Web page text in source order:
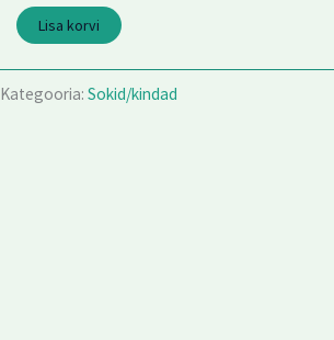
Lisa korvi
Kategooria:Sokid/kindad